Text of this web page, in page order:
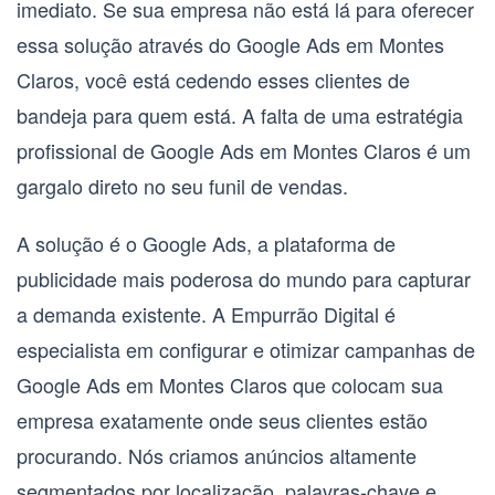
imediato. Se sua empresa não está lá para oferecer
essa solução através do Google Ads em Montes
Claros, você está cedendo esses clientes de
bandeja para quem está. A falta de uma estratégia
profissional deGoogle Ads em Montes Clarosé um
gargalo direto no seu funil de vendas.
A solução é o Google Ads, a plataforma de
publicidade mais poderosa do mundo para capturar
a demanda existente. A Empurrão Digital é
especialista em configurar e otimizar campanhas de
Google Ads em Montes Clarosque colocam sua
empresa exatamente onde seus clientes estão
procurando. Nós criamos anúncios altamente